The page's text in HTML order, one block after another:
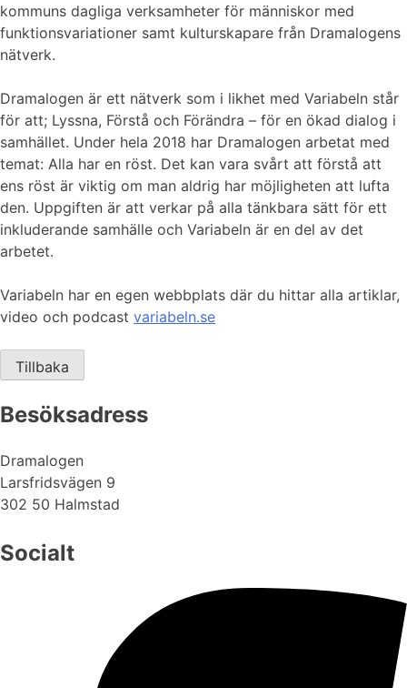
kommuns dagliga verksamheter för människor med
funktionsvariationer samt kulturskapare från Dramalogens
nätverk.
Dramalogen är ett nätverk som i likhet med Variabeln står
för att; Lyssna, Förstå och Förändra – för en ökad dialog i
samhället. Under hela 2018 har Dramalogen arbetat med
temat: Alla har en röst. Det kan vara svårt att förstå att
ens röst är viktig om man aldrig har möjligheten att lufta
den. Uppgiften är att verkar på alla tänkbara sätt för ett
inkluderande samhälle och Variabeln är en del av det
arbetet.
Variabeln har en egen webbplats där du hittar alla artiklar,
video och podcast variabeln.se
Tillbaka
Besöksadress
Dramalogen
Larsfridsvägen 9
302 50 Halmstad
Socialt